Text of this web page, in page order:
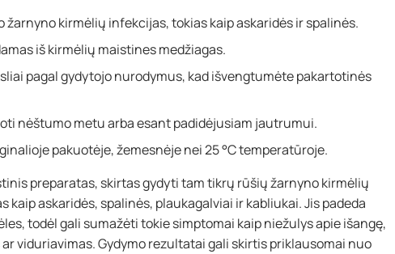
žarnyno kirmėlių infekcijas, tokias kaip askaridės ir spalinės.
iš kirmėlių maistines medžiagas.
pagal gydytojo nurodymus, kad išvengtumėte pakartotinės
nėštumo metu arba esant padidėjusiam jautrumui.
pakuotėje, žemesnėje nei 25 °C temperatūroje.
preparatas, skirtas gydyti tam tikrų rūšių žarnyno kirmėlių
kaip askaridės, spalinės, plaukagalviai ir kabliukai. Jis padeda
todėl gali sumažėti tokie simptomai kaip niežulys apie išangę,
viduriavimas. Gydymo rezultatai gali skirtis priklausomai nuo